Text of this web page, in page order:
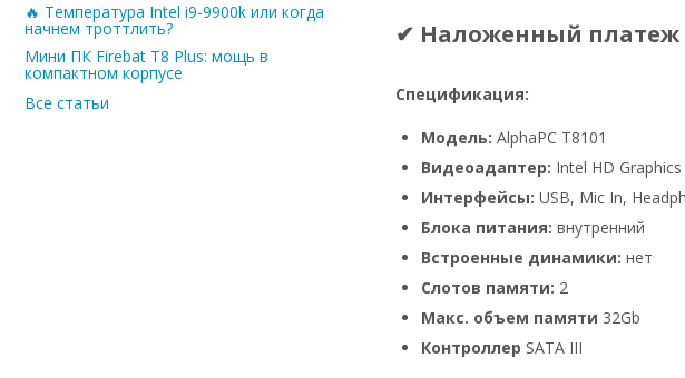
✔ Наложенный платеж
Спецификация:
Модель: AlphaPC Т8101
Видеоадаптер: Intel HD Graphics
Интерфейсы: USB, Mic In,
Блока питания: внутренний
Встроенные динамики: нет
Слотов памяти: 2
Макс. объем памяти 32Gb
Контроллер SATA III
🔥 Температура Intel i9-9900k или когда
начнем троттлить?
Мини ПК Firebat T8 Plus: мощь в
компактном корпусе
Все статьи